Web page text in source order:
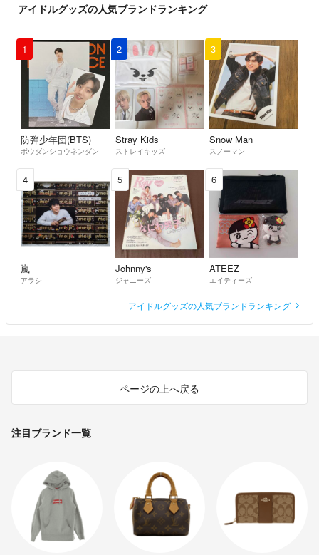
アイドルグッズの人気ブランドランキング
1
防弾少年団(BTS)
ボウダンショウネンダン
2
Stray Kids
ストレイキッズ
3
Snow Man
スノーマン
4
嵐
アラシ
5
Johnny's
ジャニーズ
6
ATEEZ
エイティーズ
アイドルグッズの人気ブランドランキング
ページの上へ戻る
注目ブランド一覧